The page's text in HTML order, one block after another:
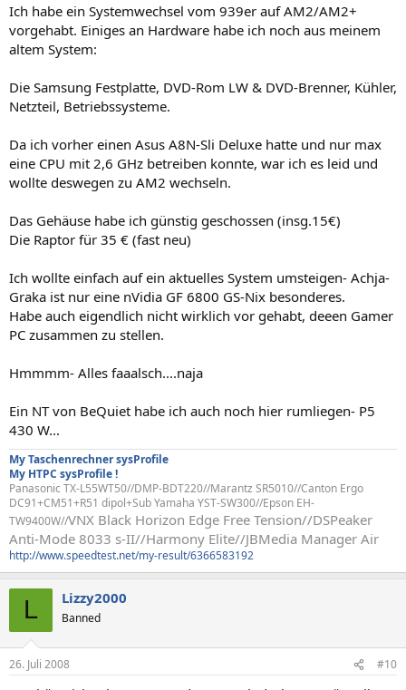
Ich habe ein Systemwechsel vom 939er auf AM2/AM2+
vorgehabt. Einiges an Hardware habe ich noch aus meinem
altem System:
Die Samsung Festplatte, DVD-Rom LW & DVD-Brenner, Kühler,
Netzteil, Betriebssysteme.
Da ich vorher einen Asus A8N-Sli Deluxe hatte und nur max
eine CPU mit 2,6 GHz betreiben konnte, war ich es leid und
wollte deswegen zu AM2 wechseln.
Das Gehäuse habe ich günstig geschossen (insg.15€)
Die Raptor für 35 € (fast neu)
Ich wollte einfach auf ein aktuelles System umsteigen- Achja-
Graka ist nur eine nVidia GF 6800 GS-Nix besonderes.
Habe auch eigendlich nicht wirklich vor gehabt, deeen Gamer
PC zusammen zu stellen.
Hmmmm- Alles faaalsch....naja
Ein NT von BeQuiet habe ich auch noch hier rumliegen- P5
430 W...
My Taschenrechner sysProfile
My HTPC sysProfile !
Panasonic TX-L55WT50//DMP-BDT220//Marantz SR5010//Canton Ergo
DC91+CM51+R51 dipol+Sub Yamaha YST-SW300//Epson EH-
TW9400W//VNX Black Horizon Edge Free Tension//DSPeaker
Anti-Mode 8033 s-II//Harmony Elite//JBMedia Manager Air
http://www.speedtest.net/my-result/6366583192
L Lizzy2000
Banned
26. Juli 2008 #10